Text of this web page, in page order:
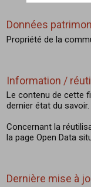
Données
Propriété de la
Information /
Le contenu de cette
dernier état du savoir.
Concernant la
la page Open Data
Dernière mise à